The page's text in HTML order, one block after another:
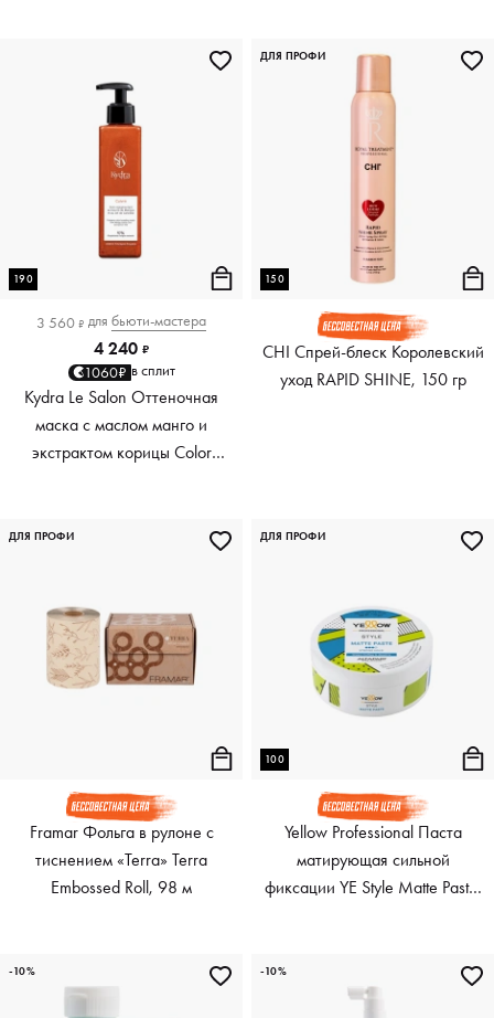
190
3 560 ₽ для бьюти-мастера
4 240 ₽
1060₽ в сплит
Kydra Le Salon Оттеночная
маска с маслом манго и
экстрактом корицы Color
150
CHI Спрей-блеск Королевский
уход RAPID SHINE, 150 гр
ДЛЯ ПРОФИ
Framar Фольга в рулоне с
тиснением «Terra» Terra
Embossed Roll, 98 м
ДЛЯ ПРОФИ
100
Yellow Professional Паста
матирующая сильной
фиксации YE Style Matte Paste,
ДЛЯ ПРОФИ
-10% -10%